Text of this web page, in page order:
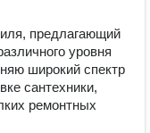
предлагающий
уровня
широкий спектр
сантехники,
ремонтных